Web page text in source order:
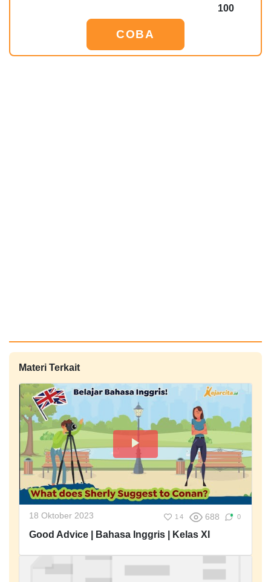
100
COBA
Materi Terkait
18 Oktober 2023 14 688 0
Good Advice | Bahasa Inggris | Kelas XI